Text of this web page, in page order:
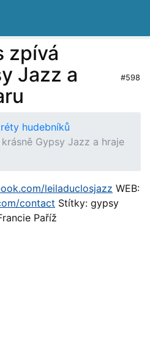
zpívá
Jazz a
#598
hudebníků
Gypsy Jazz a hraje
leiladuclosjazz WEB:
contact Stítky: gypsy
Paříž